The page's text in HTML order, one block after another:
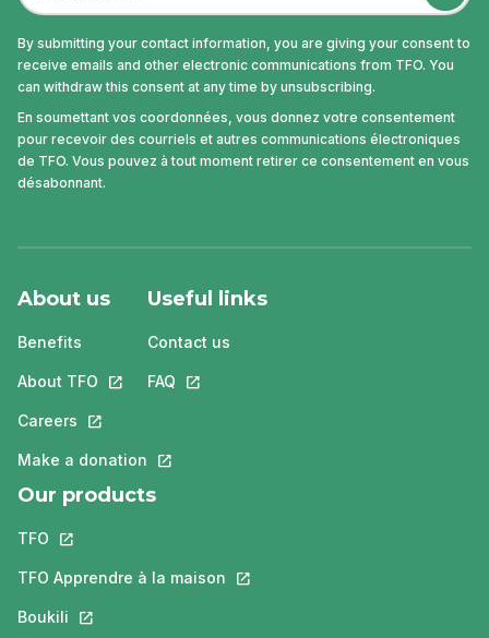
By submitting your contact information, you are giving your consent to
receive emails and other electronic communications from TFO. You
can withdraw this consent at any time by unsubscribing.
En soumettant vos coordonnées, vous donnez votre consentement
pour recevoir des courriels et autres communications électroniques
de TFO. Vous pouvez à tout moment retirer ce consentement en vous
désabonnant.
About us
Benefits
About TFO This link will open in a new tab.
Careers This link will open in a new tab.
Make a donation This link will open in a new tab.
Useful links
Contact us
FAQ This link will open in a new tab.
Our products
TFO This link will open in a new tab.
TFO Apprendre à la maison This link will open in a new tab.
Boukili This link will open in a new tab.